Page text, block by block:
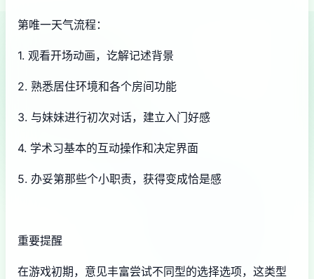
第唯一天气流程：
1. 观看开场动画，讫解记述背景
2. 熟悉居住环境和各个房间功能
3. 与妹妹进行初次对话，建立入门好感
4. 学术习基本的互动操作和决定界面
5. 办妥第那些个小职责，获得变成恰是感
重要提醒
在游戏初期，意见丰富尝试不同型的选择选项，这类型